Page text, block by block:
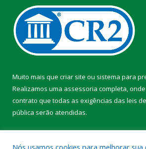
Muito mais que criar site ou sistema para
Realizamos uma assessoria completa,
contrato que todas as exigências das leis
pública serão atendidas.
Nós usamos cookies para melhorar sua